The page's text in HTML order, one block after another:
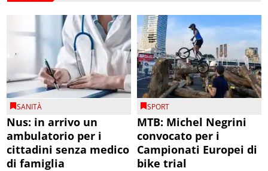
SANITÀ
Nus: in arrivo un
ambulatorio per i
cittadini senza medico
di famiglia
SPORT
MTB: Michel Negrini
convocato per i
Campionati Europei di
bike trial